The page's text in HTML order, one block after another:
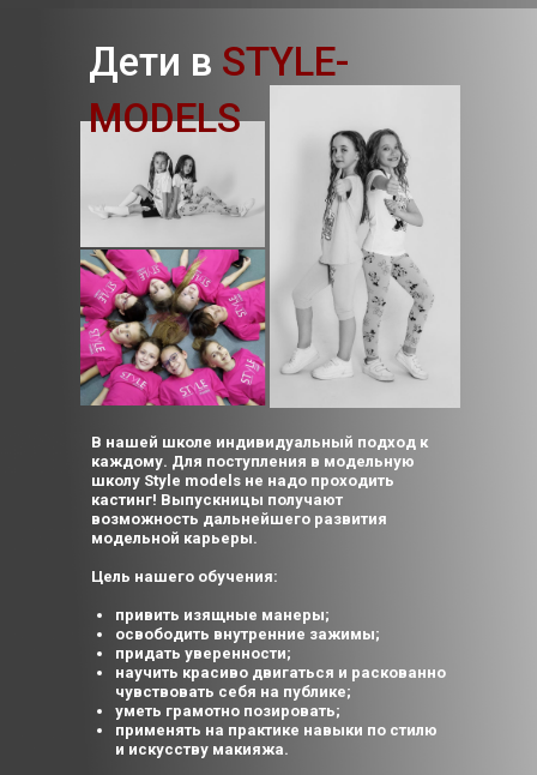
Дети в STYLE-
MODELS
В нашей школе индивидуальный подход к
каждому. Для поступления в модельную
школу Style models не надо проходить
кастинг! Выпускницы получают
возможность дальнейшего развития
модельной карьеры.
Цель нашего обучения:
привить изящные манеры;
освободить внутренние зажимы;
придать уверенности;
научить красиво двигаться и раскованно
чувствовать себя на публике;
уметь грамотно позировать;
применять на практике навыки по стилю
и искусству макияжа.